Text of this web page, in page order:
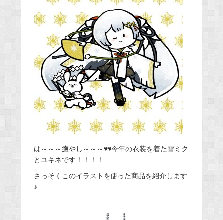
は～～～癒やし～～～♥♥今年の衣装を着た雪ミク
とユキネです！！！！
さっそくこのイラストを使った商品を紹介します
♪